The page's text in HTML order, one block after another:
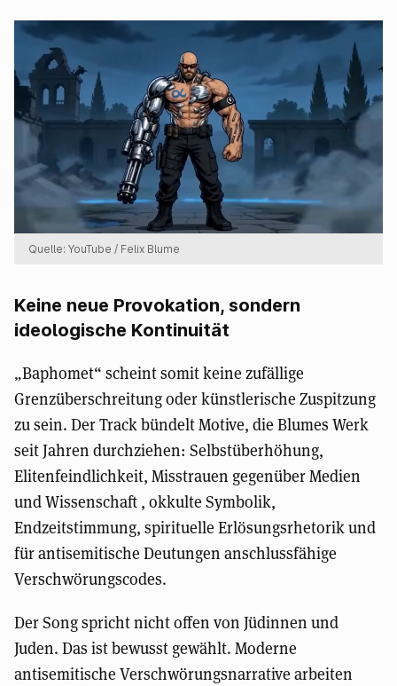
Quelle: YouTube / Felix Blume
Keine neue Provokation, sondern
ideologische Kontinuität
„Baphomet“ scheint somit keine zufällige
Grenzüberschreitung oder künstlerische Zuspitzung
zu sein. Der Track bündelt Motive, die Blumes Werk
seit Jahren durchziehen: Selbstüberhöhung,
Elitenfeindlichkeit, Misstrauen gegenüber Medien
und Wissenschaft , okkulte Symbolik,
Endzeitstimmung, spirituelle Erlösungsrhetorik und
für antisemitische Deutungen anschlussfähige
Verschwörungscodes.
Der Song spricht nicht offen von Jüdinnen und
Juden. Das ist bewusst gewählt. Moderne
antisemitische Verschwörungsnarrative arbeiten